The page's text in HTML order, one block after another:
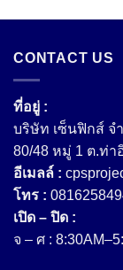
CONTACT US
ที่อยู่ :
บริษัท เซ็นฟิกส์ จํ
80/48 หมู่ 1 ต.ท่า
อีเมลล์ :
โทร :
เปิด – ปิด :
จ – ศ :